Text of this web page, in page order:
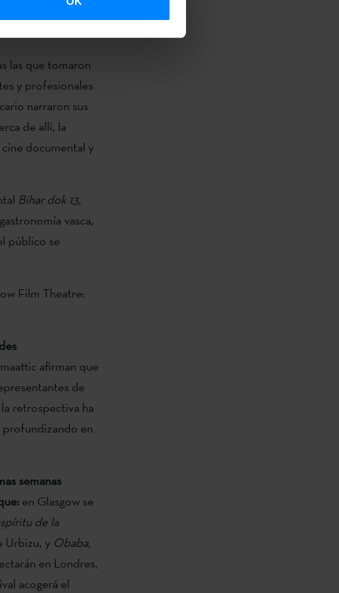
de tal
las que tomaron
y profesionales
narraron sus
de allí, la
documental y
Bihar dok 13,
vasca,
público se
Film Theatre:
afirman que
de
retrospectiva ha
profundizando en
semanas
en Glasgow se
de la
Urbizu, y Obaba,
en Londres,
acogerá el